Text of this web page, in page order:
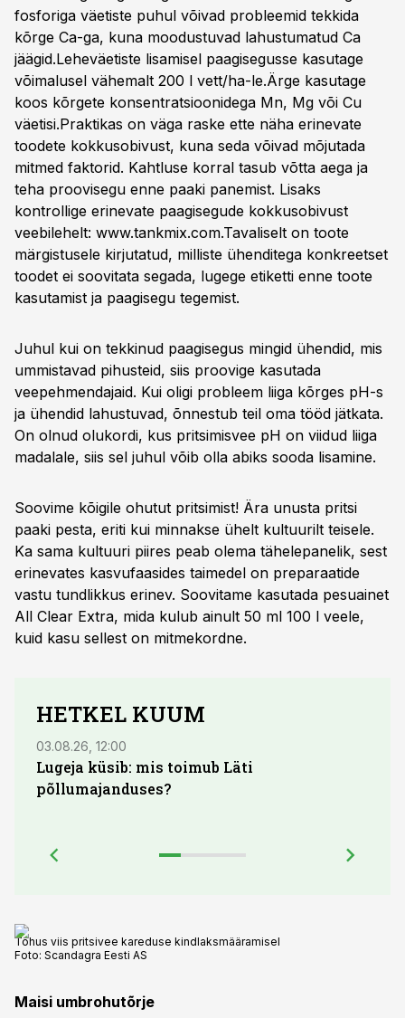
fosforiga väetiste puhul võivad probleemid tekkida
kõrge Ca-ga, kuna moodustuvad lahustumatud Ca
jäägid.Leheväetiste lisamisel paagisegusse kasutage
võimalusel vähemalt 200 l vett/ha-le.Ärge kasutage
koos kõrgete konsentratsioonidega Mn, Mg või Cu
väetisi.Praktikas on väga raske ette näha erinevate
toodete kokkusobivust, kuna seda võivad mõjutada
mitmed faktorid. Kahtluse korral tasub võtta aega ja
teha proovisegu enne paaki panemist. Lisaks
kontrollige erinevate paagisegude kokkusobivust
veebilehelt: www.tankmix.com.Tavaliselt on toote
märgistusele kirjutatud, milliste ühenditega konkreetset
toodet ei soovitata segada, lugege etiketti enne toote
kasutamist ja paagisegu tegemist.
Juhul kui on tekkinud paagisegus mingid ühendid, mis
ummistavad pihusteid, siis proovige kasutada
veepehmendajaid. Kui oligi probleem liiga kõrges pH-s
ja ühendid lahustuvad, õnnestub teil oma tööd jätkata.
On olnud olukordi, kus pritsimisvee pH on viidud liiga
madalale, siis sel juhul võib olla abiks sooda lisamine.
Soovime kõigile ohutut pritsimist! Ära unusta pritsi
paaki pesta, eriti kui minnakse ühelt kultuurilt teisele.
Ka sama kultuuri piires peab olema tähelepanelik, sest
erinevates kasvufaasides taimedel on preparaatide
vastu tundlikkus erinev. Soovitame kasutada pesuainet
All Clear Extra, mida kulub ainult 50 ml 100 l veele,
kuid kasu sellest on mitmekordne.
HETKEL KUUM
03.08.26, 12:00
Lugeja küsib: mis toimub Läti
põllumajanduses?
Tõhus viis pritsivee kareduse kindlaksmääramisel
Foto: Scandagra Eesti AS
Maisi umbrohutõrje